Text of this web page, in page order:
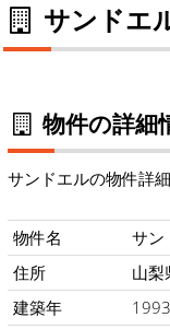
サンドエ
物件の詳細
サンドエルの物件詳
物件名
サン
住所
山梨
建築年